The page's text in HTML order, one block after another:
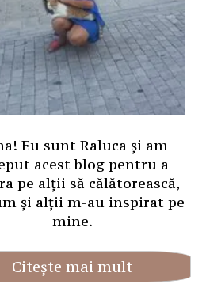
Eu sunt Raluca și am
acest blog pentru a
pe alții să călătorească,
și alții m-au inspirat pe
mine.
Citește mai mult